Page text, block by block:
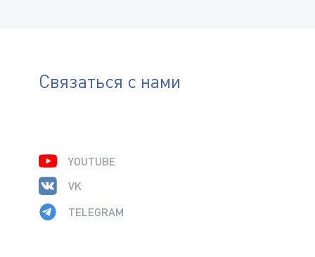
Связаться с нами
YOUTUBE
VK
TELEGRAM